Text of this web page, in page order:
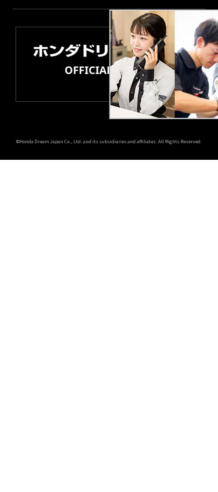
©Honda Dream Japan Co., Ltd. and its subsidiaries and affiliates. All Rights Reserved.